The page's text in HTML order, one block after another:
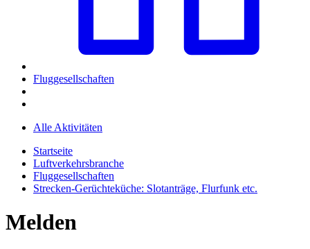
Fluggesellschaften
Alle Aktivitäten
Startseite
Luftverkehrsbranche
Fluggesellschaften
Strecken-Gerüchteküche: Slotanträge, Flurfunk etc.
Melden